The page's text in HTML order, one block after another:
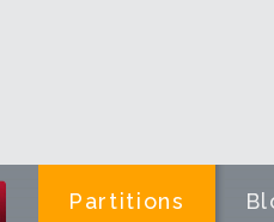
Partitions